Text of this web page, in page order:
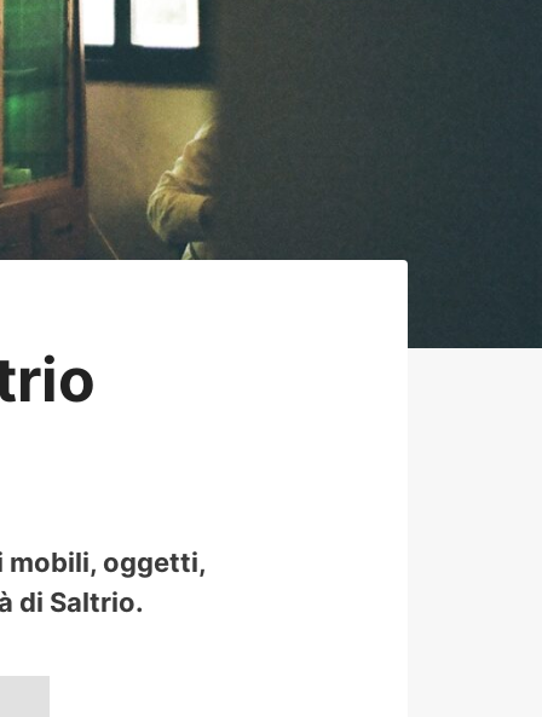
mobili, oggetti,
di Saltrio.